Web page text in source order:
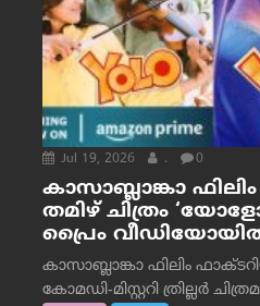
Jul 19, 2026 . 0
കാസാബ്ലാങ്കാ
തമിഴ് ചിത്രം
പ്രൈം
കാസാബ്ലാങ്കാ ഫിലിം
കോമഡി-മിസ്റ്ററി ത്രില്ലർ